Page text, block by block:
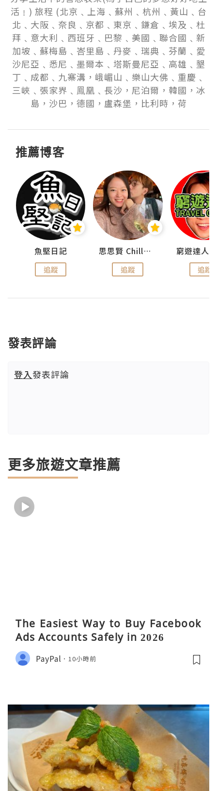
活﹗) 旅程 (北京﹑上海﹑蘇州﹑杭州﹑黃山﹑台
北﹑大阪﹑奈良﹑京都﹑東京﹑鎌倉﹑埃及﹑杜
拜﹑意大利﹑西班牙﹑巴黎﹑美國﹑聯合國﹑新
加坡﹑蘇梅島﹑峇里島﹑丹麥﹑瑞典﹑芬蘭﹑愛
沙尼亞﹑悉尼﹑墨爾本﹑塔斯曼尼亞﹑高雄﹑墾
丁﹑成都﹑九寨溝，峨嵋山﹑樂山大佛﹑重慶﹑
三峽﹑張家界﹑鳯凰﹑長沙，尼泊爾，韓國，冰
島，沙巴，德國，盧森堡，比利時，荷
推薦博客
魚堅日記
追蹤
思思賢 ChillMyBabe
追蹤 追蹤
發表評論
登入發表評論
更多旅遊文章推薦
The Easiest Way to Buy Facebook
Ads Accounts Safely in 2026
PayPal 10小時前